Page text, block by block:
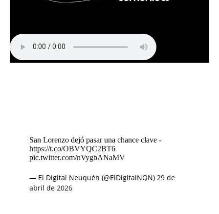
San Lorenzo dejó pasar una chance clave -
https://t.co/OBVYQC2BT6
pic.twitter.com/nVygbANaMV
— El Digital Neuquén (@ElDigitalNQN) 29 de
abril de 2026